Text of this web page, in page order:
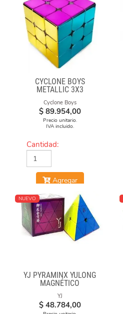
CYCLONE BOYS
METALLIC 3X3
MAGNETICO MACARON
Cyclone Boys
$ 89.954,00
Precio unitario.
IVA incluido.
Cantidad:
Agregar
NUEVO
YJ PYRAMINX YULONG
MAGNÉTICO
YJ
$ 48.784,00